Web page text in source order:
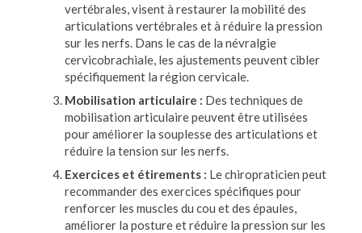
vertébrales, visent à restaurer la mobilité des
articulations vertébrales et à réduire la pression
sur les nerfs. Dans le cas de la névralgie
cervicobrachiale, les ajustements peuvent cibler
spécifiquement la région cervicale.
Mobilisation articulaire : Des techniques de
mobilisation articulaire peuvent être utilisées
pour améliorer la souplesse des articulations et
réduire la tension sur les nerfs.
Exercices et étirements : Le chiropraticien peut
recommander des exercices spécifiques pour
renforcer les muscles du cou et des épaules,
améliorer la posture et réduire la pression sur les